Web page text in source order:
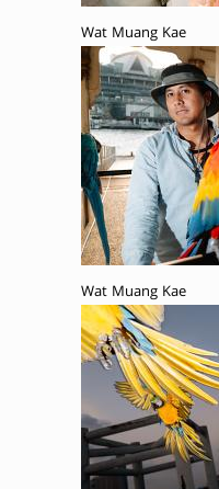
Wat Muang Kae
Wat Muang Kae